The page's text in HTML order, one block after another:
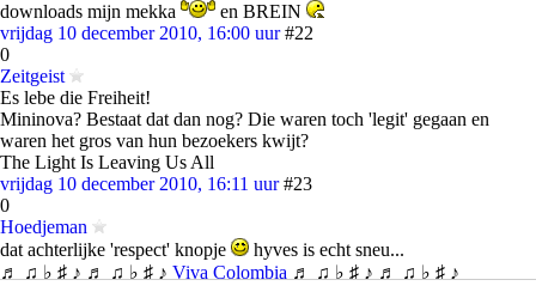
downloads mijn mekka
en BREIN
vrijdag 10 december 2010, 16:00 uur #22
0
Zeitgeist
Es lebe die Freiheit!
Mininova? Bestaat dat dan nog? Die waren toch 'legit' gegaan en
waren het gros van hun bezoekers kwijt?
The Light Is Leaving Us All
vrijdag 10 december 2010, 16:11 uur #23
0
Hoedjeman
dat achterlijke 'respect' knopje
hyves is echt sneu...
♬ ♫ ♭ ♯ ♪ ♬ ♫ ♭ ♯ ♪ Viva Colombia ♬ ♫ ♭ ♯ ♪ ♬ ♫ ♭ ♯ ♪